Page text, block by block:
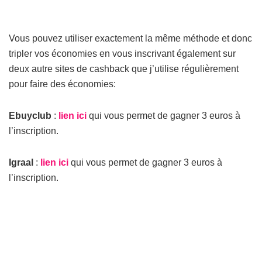
Vous pouvez utiliser exactement la même méthode et donc
tripler vos économies en vous inscrivant également sur
deux autre sites de cashback que j’utilise régulièrement
pour faire des économies:
Ebuyclub : lien ici qui vous permet de gagner 3 euros à
l’inscription.
Igraal : lien ici qui vous permet de gagner 3 euros à
l’inscription.